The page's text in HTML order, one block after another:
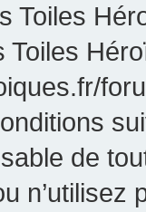
Toiles
Toiles
de
n’utilisez